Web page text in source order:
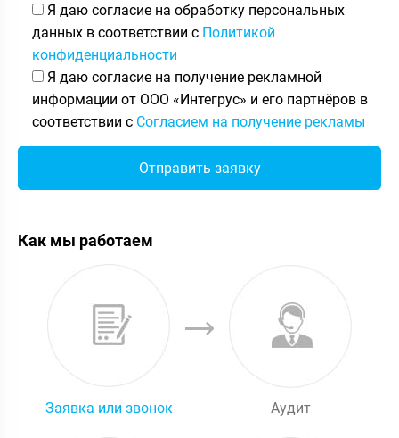
Я даю согласие на обработку персональных
данных в соответствии с Политикой
конфиденциальности
Я даю согласие на получение рекламной
информации от ООО «Интегрус» и его партнёров в
соответствии с Согласием на получение рекламы
Как мы работаем
Заявка или звонок Аудит